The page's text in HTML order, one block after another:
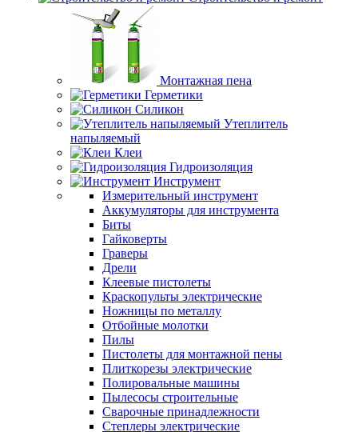
Монтажная пена
Герметики
Силикон
Утеплитель
напыляемый
Клеи
Гидроизоляция
Инструмент
Измерительный инструмент
Аккумуляторы для инструмента
Биты
Гайковерты
Граверы
Дрели
Клеевые пистолеты
Краскопульты электрические
Ножницы по металлу
Отбойные молотки
Пилы
Пистолеты для монтажной пены
Плиткорезы электрические
Полировальные машины
Пылесосы строительные
Сварочные принадлежности
Степлеры электрические